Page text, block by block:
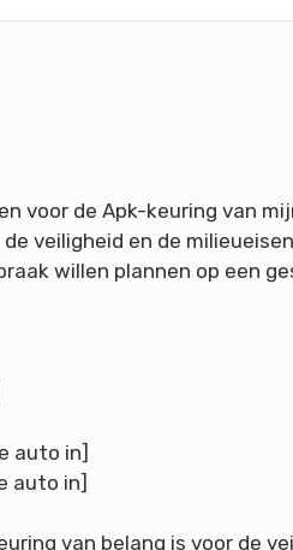
voor de Apk-keuring van
veiligheid en de
willen plannen op een
auto in]
auto in]
van belang is voor de